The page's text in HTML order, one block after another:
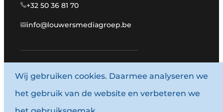
+32 50 36 81 70
info@louwersmediagroep.be
www.louwersmediagroep.com
© 1987 - 2026 Louwersmediagroep.
Wij gebruiken cookies. Daarmee analyseren we
het gebruik van de website en verbeteren we